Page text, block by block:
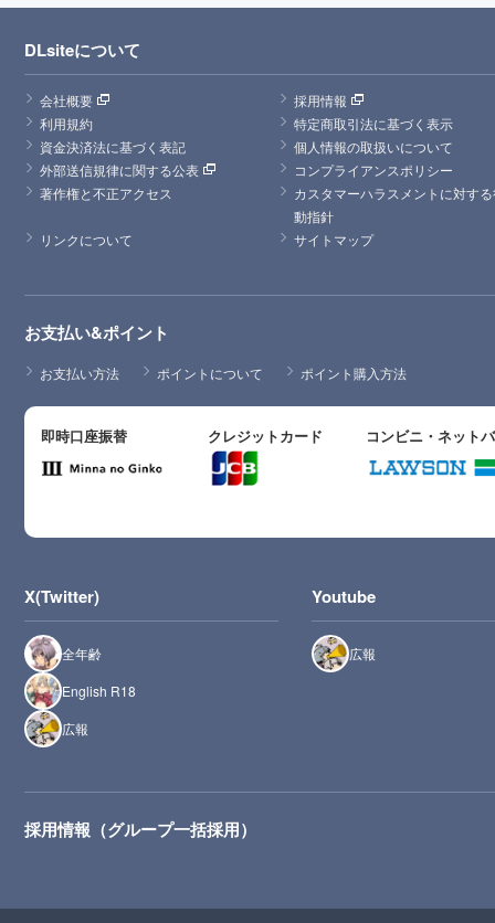
DLsiteについて
会社概要
採用情報
利用規約
特定商取引法に基づく表示
資金決済法に基づく表記
個人情報の取扱いについて
外部送信規律に関する公表
コンプライアンスポリシー
著作権と不正アクセス
カスタマーハラスメントに対す
動指針
リンクについて
サイトマップ
お支払い&ポイント
お支払い方法 ポイントについて ポイント購入方法
即時口座振替 クレジットカード コンビニ・ネット
X(Twitter)
全年齢
English R18
広報
Youtube
広報
採用情報（グループ一括採用）